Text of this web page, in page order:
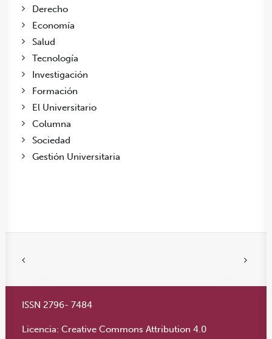
Derecho
Economía
Salud
Tecnología
Investigación
Formación
El Universitario
Columna
Sociedad
Gestión Universitaria
ISSN 2796- 7484
Licencia: Creative Commons Attribution 4.0